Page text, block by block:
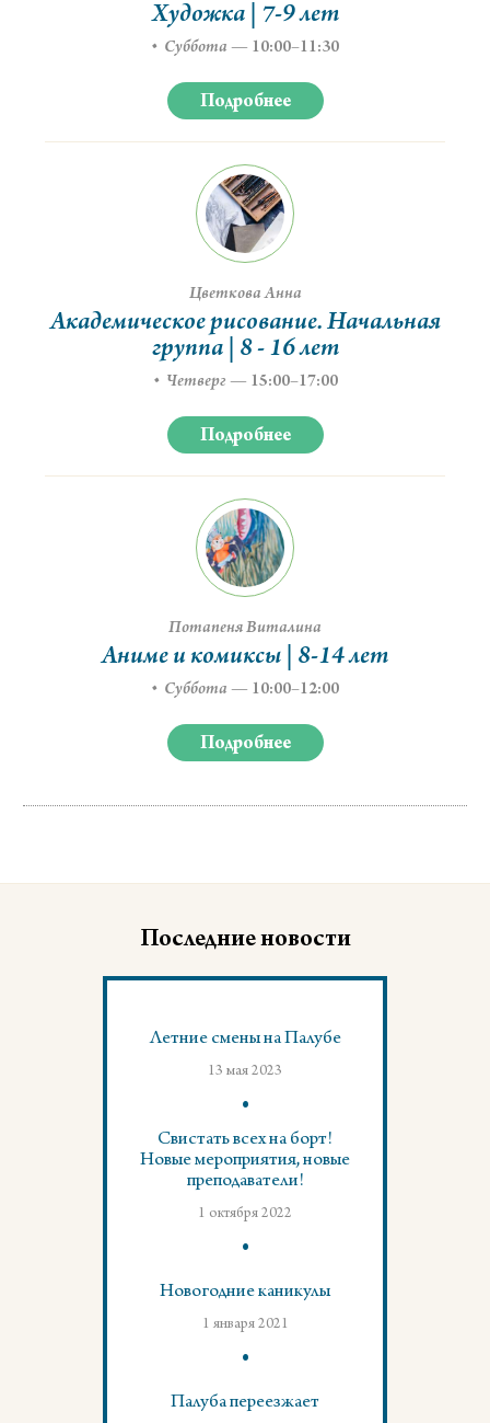
Художка | 7-9 лет
Суббота — 10:00–11:30
Подробнее
Цветкова Анна
Академическое рисование. Начальная
группа | 8 - 16 лет
Четверг — 15:00–17:00
Подробнее
Потапеня Виталина
Аниме и комиксы | 8-14 лет
Суббота — 10:00–12:00
Подробнее
Последние новости
Летние смены на Палубе
13 мая 2023
Свистать всех на борт!
Новые мероприятия, новые
преподаватели!
1 октября 2022
Новогодние каникулы
1 января 2021
Палуба переезжает